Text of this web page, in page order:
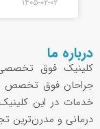
درباره ما
کلینیک فوق تخصصی
جراحان فوق تخصص
خدمات در این
درمانی و مدرن‌ترین